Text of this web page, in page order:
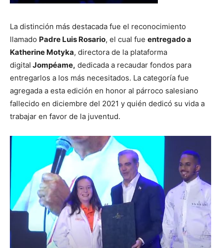
La distinción más destacada fue el reconocimiento
llamado Padre Luis Rosario, el cual fue entregado a
Katherine Motyka, directora de la plataforma
digital Jompéame, dedicada a recaudar fondos para
entregarlos a los más necesitados. La categoría fue
agregada a esta edición en honor al párroco salesiano
fallecido en diciembre del 2021 y quién dedicó su vida a
trabajar en favor de la juventud.